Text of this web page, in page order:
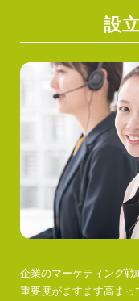
設
企業のマーケティング
重要度がますます高ま